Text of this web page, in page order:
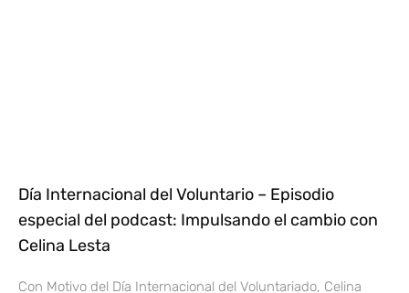
Día Internacional del Voluntario – Episodio
especial del podcast: Impulsando el cambio con
Celina Lesta
Con Motivo del Día Internacional del Voluntariado, Celina